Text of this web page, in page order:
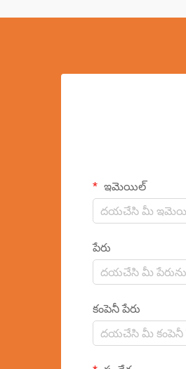
ఇమెయిల్
పేరు
కంపెనీ పేరు